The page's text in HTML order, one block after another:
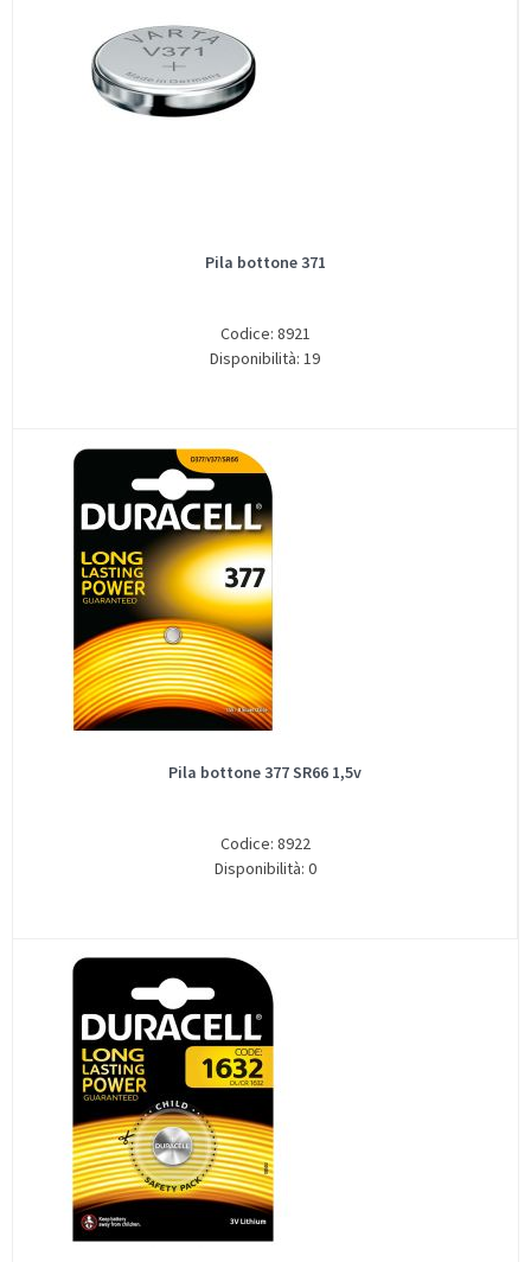
Pila bottone 371
Codice: 8921
Disponibilità: 19
Pila bottone 377 SR66 1,5v
Codice: 8922
Disponibilità: 0